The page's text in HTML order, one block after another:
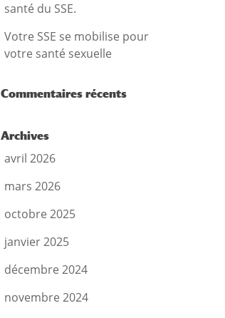
santé du SSE.
Votre SSE se mobilise pour
votre santé sexuelle
Commentaires récents
Archives
avril 2026
mars 2026
octobre 2025
janvier 2025
décembre 2024
novembre 2024